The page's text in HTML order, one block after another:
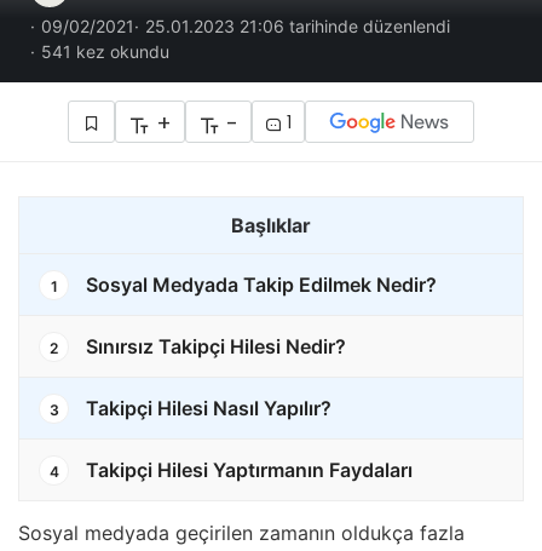
09/02/2021
25.01.2023 21:06 tarihinde düzenlendi
541 kez okundu
+ - 1
Başlıklar
1 Sosyal Medyada Takip Edilmek Nedir?
2 Sınırsız Takipçi Hilesi Nedir?
3 Takipçi Hilesi Nasıl Yapılır?
4 Takipçi Hilesi Yaptırmanın Faydaları
Sosyal medyada geçirilen zamanın oldukça fazla